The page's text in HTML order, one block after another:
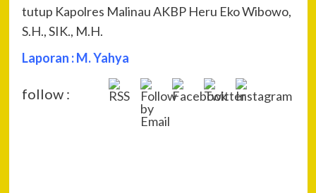
tutup Kapolres Malinau AKBP Heru Eko Wibowo,
S.H., SIK., M.H.
Laporan : M. Yahya
follow :